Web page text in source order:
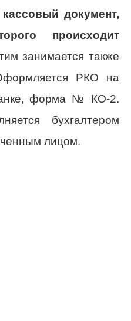
документ,
происходит
занимается также
РКО на
форма № КО-2.
бухгалтером
лицом.